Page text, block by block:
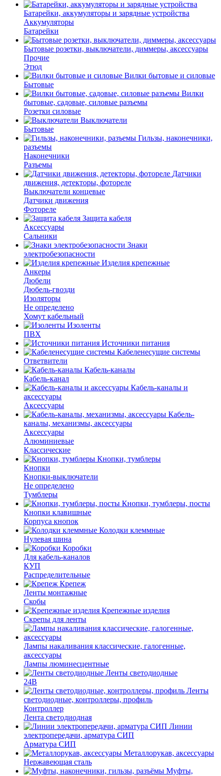
Батарейки, аккумуляторы и зарядные устройства
Аккумуляторы
Батарейки
Бытовые розетки, выключатели, диммеры, аксессуары
Прочие
Этюд
Вилки бытовые и силовые
Бытовые
Вилки
бытовые, садовые, силовые разъемы
Розетки силовые
Выключатели
Бытовые
Гильзы, наконечники,
разъемы
Наконечники
Разъемы
Датчики
движения, детекторы, фотореле
Выключатели концевые
Датчики движения
Фотореле
Защита кабеля
Аксессуары
Сальники
Знаки
электробезопасности
Изделия крепежные
Анкеры
Дюбели
Дюбель-гвозди
Изоляторы
Не определено
Хомут кабельный
Изоленты
ПВХ
Источники питания
Кабеленесущие системы
Ответвители
Кабель-каналы
Кабель-канал
Кабель-каналы и
аксессуары
Аксессуары
Кабель-
каналы, механизмы, аксессуары
Аксессуары
Алюминиевые
Классические
Кнопки, тумблеры
Кнопки
Кнопки-выключатели
Не определено
Тумблеры
Кнопки, тумблеры, посты
Кнопки клавишные
Корпуса кнопок
Колодки клеммные
Нулевая шина
Коробки
Для кабель-каналов
КУП
Распределительные
Крепеж
Ленты монтажные
Скобы
Крепежные изделия
Скрепы для ленты
Лампы накаливания классические, галогенные,
аксессуары
Лампы люминесцентные
Ленты светодиодные
24В
Ленты
светодиодные, контроллеры, профиль
Контроллер
Лента светодиодная
Линии
электропередачи, арматура СИП
Арматура СИП
Металлорукав, аксессуары
Нержавеющая сталь
Муфты,